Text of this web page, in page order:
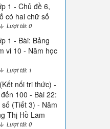
1 - Chủ đề 6,
có hai chữ số
Lượt tải: 0
1 - Bài: Bảng
vi 10 - Năm học
Lượt tải: 1
nối tri thức) -
100 - Bài 22:
(Tiết 3) - Năm
Thị Hồ Lam
Lượt tải: 0